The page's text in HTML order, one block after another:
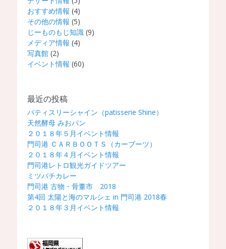
おすすめ情報 (4)
その他の情報 (5)
じーものもじ知識 (9)
メディア情報 (4)
写真館 (2)
イベント情報 (60)
最近の投稿
パティスリーシャイン（patisserie Shine）
天然酵母 みおパン
２０１８年５月イベント情報
門司港 ＣＡＲＢＯＯＴＳ（カーブーツ）
２０１８年４月イベント情報
門司港レトロ観光ガイドツアー
ミツバチカレー
門司港 古物・骨董市 2018
第4回 太陽と海のマルシェ in 門司港 2018春
２０１８年３月イベント情報